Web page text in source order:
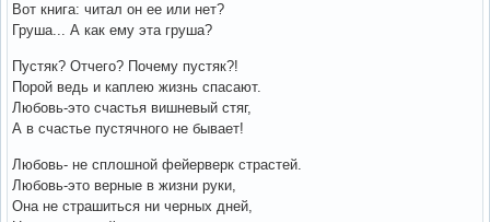
Вот книга: читал он ее или нет?
Груша... А как ему эта груша?
Пустяк? Отчего? Почему пустяк?!
Порой ведь и каплею жизнь спасают.
Любовь-это счастья вишневый стяг,
А в счастье пустячного не бывает!
Любовь- не сплошной фейерверк страстей.
Любовь-это верные в жизни руки,
Она не страшиться ни черных дней,